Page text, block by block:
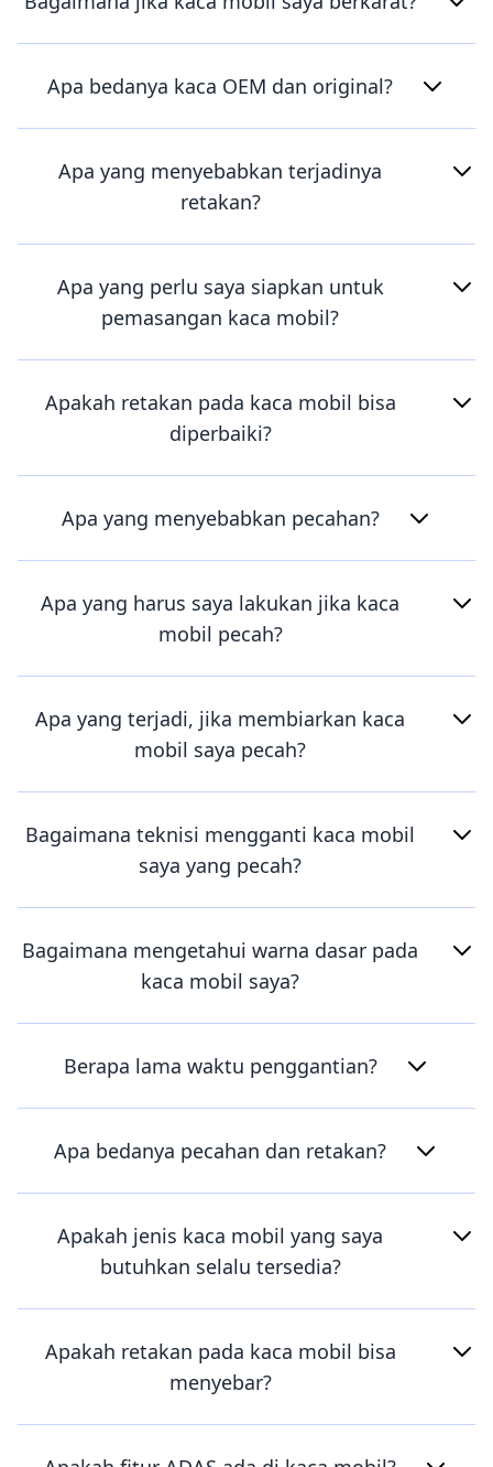
Apa bedanya kaca OEM dan original?
Apa yang menyebabkan terjadinya
retakan?
Apa yang perlu saya siapkan untuk
pemasangan kaca mobil?
Apakah retakan pada kaca mobil bisa
diperbaiki?
Apa yang menyebabkan pecahan?
Apa yang harus saya lakukan jika kaca
mobil pecah?
Apa yang terjadi, jika membiarkan kaca
mobil saya pecah?
Bagaimana teknisi mengganti kaca mobil
saya yang pecah?
Bagaimana mengetahui warna dasar pada
kaca mobil saya?
Berapa lama waktu penggantian?
Apa bedanya pecahan dan retakan?
Apakah jenis kaca mobil yang saya
butuhkan selalu tersedia?
Apakah retakan pada kaca mobil bisa
menyebar?